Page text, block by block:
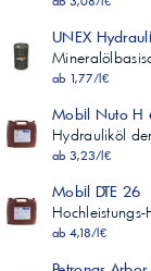
15
ASTM D 130
Max. 2
1a
ASTM D 943
Min. 1000
UNEX
ab 1,77/l€
Mobil Nuto H
Hydrauliköl
ab 3,23/l€
Mobil DTE 26
ab 4,18/l€